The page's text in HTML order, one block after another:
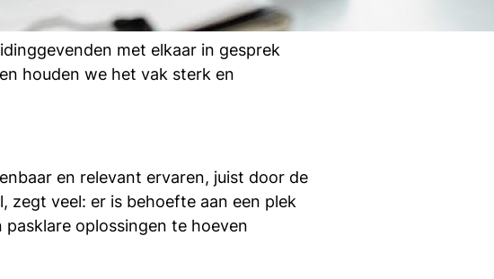
met elkaar in gesprek
houden we het vak sterk en
en relevant ervaren, juist door de
zegt veel: er is behoefte aan een plek
oplossingen te hoeven